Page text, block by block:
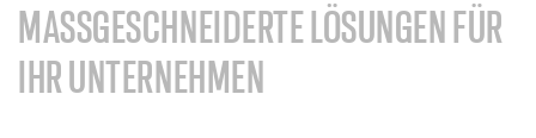
MASSGESCHNEIDERTE LÖSUNGEN FÜR I
HR UNTERNEHMEN